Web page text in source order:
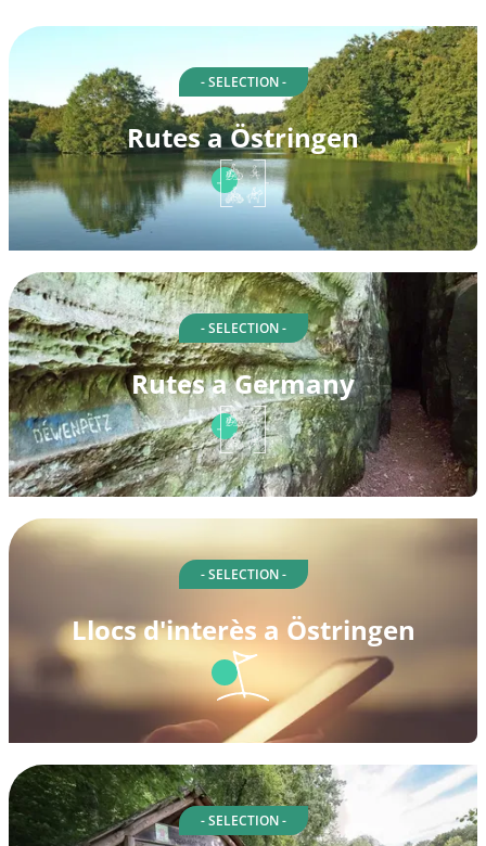
- SELECTION -
Rutes a Östringen
- SELECTION -
Rutes a Germany
- SELECTION -
Llocs d'interès a Östringen
- SELECTION -